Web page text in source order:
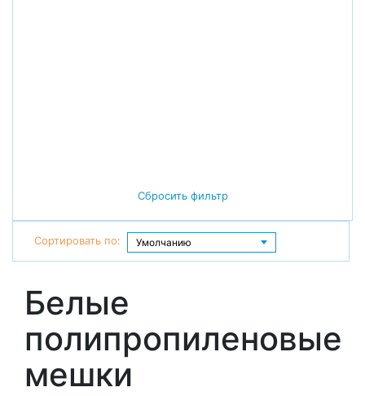
Сбросить фильтр
Сортировать по:
Белые
полипропиленовые
мешки